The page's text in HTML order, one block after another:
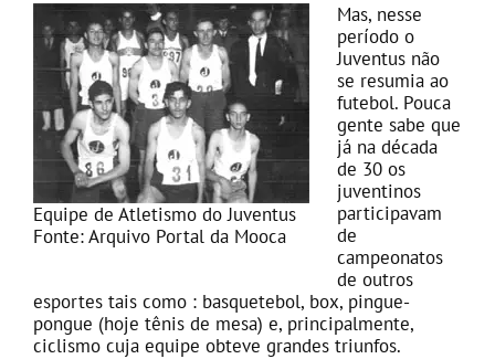
Equipe de Atletismo do Juventus
Fonte: Arquivo Portal da Mooca
Mas, nesse
período o
Juventus não
se resumia ao
futebol. Pouca
gente sabe que
já na década
de 30 os
juventinos
participavam
de
campeonatos
de outros
esportes tais como : basquetebol, box, pingue-
pongue (hoje tênis de mesa) e, principalmente,
ciclismo cuja equipe obteve grandes triunfos.